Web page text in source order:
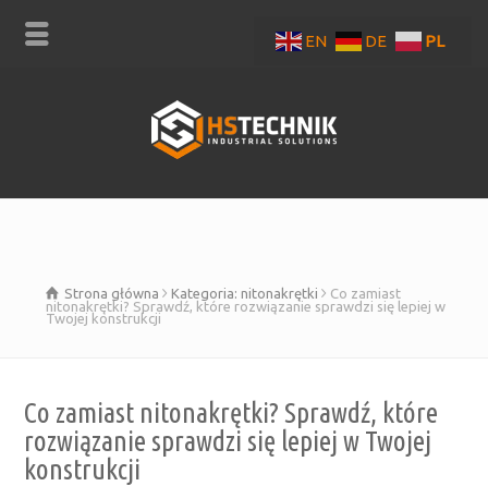
Strona główna Kategoria: nitonakrętki
Co zamiast
nitonakrętki? Sprawdź, które rozwiązanie sprawdzi się lepiej w
Twojej konstrukcji
Co zamiast nitonakrętki? Sprawdź, które
rozwiązanie sprawdzi się lepiej w Twojej
konstrukcji
EN DE PL